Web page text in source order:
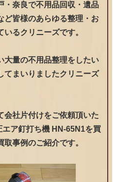
・奈良で不用品回収・遺品
ど皆様のあらゆる整理・お
るクリニーズです。
大量の不用品整理をしたい
てまいりましたクリニーズ
会社片付けをご依頼頂いた
ア釘打ち機 HN-65N1を買
事例のご紹介です。